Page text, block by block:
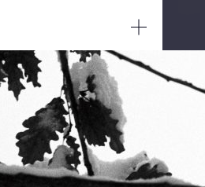
0 mm
31 janvier 2021
/